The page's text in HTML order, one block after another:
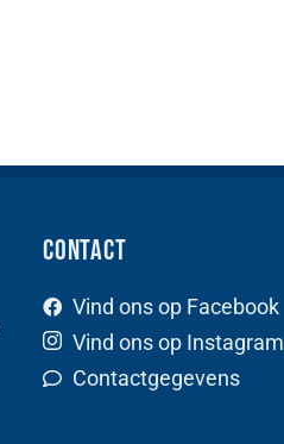
Contact
Vind ons op Facebook
Vind ons op Instagram
Contactgegevens